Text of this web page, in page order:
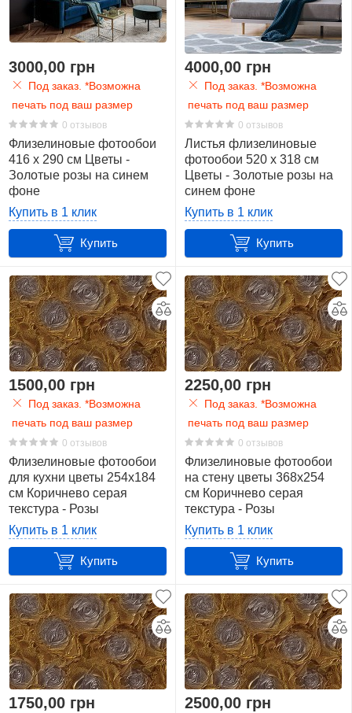
3000,00 грн
Под заказ. *Возможна
печать под ваш размер
0 отзывов
Флизелиновые фотообои
416 x 290 см Цветы -
Золотые розы на синем
фоне
(13652VEXXXXL)+клей
Купить в 1 клик
Купить
4000,00 грн
Под заказ. *Возможна
печать под ваш размер
0 отзывов
Листья флизелиновые
фотообои 520 x 318 см
Цветы - Золотые розы на
синем фоне
(13652VEXXXXXL)+клей
Купить в 1 клик
Купить
1500,00 грн
Под заказ. *Возможна
печать под ваш размер
0 отзывов
Флизелиновые фотообои
для кухни цветы 254x184
см Коричнево серая
текстура - Розы
(3519V4)+клей
Купить в 1 клик
Купить
2250,00 грн
Под заказ. *Возможна
печать под ваш размер
0 отзывов
Флизелиновые фотообои
на стену цветы 368x254
см Коричнево серая
текстура - Розы
(3519V8)+клей
Купить в 1 клик
Купить
1750,00 грн 2500,00 грн